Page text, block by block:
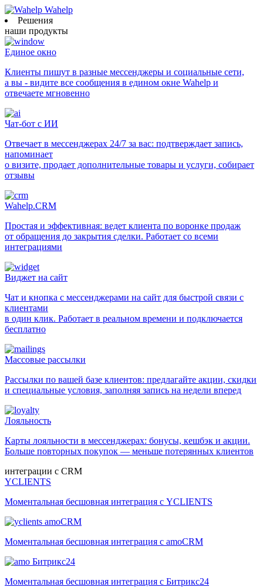
Wahelp
Решения
наши продукты
Единое окно
Клиенты пишут в разные мессенджеры и социальные сети,
а вы - видите все сообщения в едином окне Wahelp и
отвечаете мгновенно
Чат-бот с ИИ
Отвечает в мессенджерах 24/7 за вас: подтверждает запись,
напоминает
о визите, продает дополнительные товары и услуги, собирает
отзывы
Wahelp.CRM
Простая и эффективная: ведет клиента по воронке продаж
от обращения до закрытия сделки. Работает со всеми
интеграциями
Виджет на сайт
Чат и кнопка с мессенджерами на сайт для быстрой связи с
клиентами
в один клик. Работает в реальном времени и подключается
бесплатно
Массовые рассылки
Рассылки по вашей базе клиентов: предлагайте акции, скидки
и специальные условия, заполняя запись на недели вперед
Лояльность
Карты лояльности в мессенджерах: бонусы, кешбэк и акции.
Больше повторных покупок — меньше потерянных клиентов
интеграции с CRM
YCLIENTS
Моментальная бесшовная интеграция с YCLIENTS
amoCRM
Моментальная бесшовная интеграция с amoCRM
Битрикс24
Моментальная бесшовная интеграция с Битрикс24